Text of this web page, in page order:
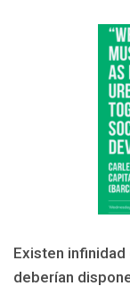
Existen
deberían